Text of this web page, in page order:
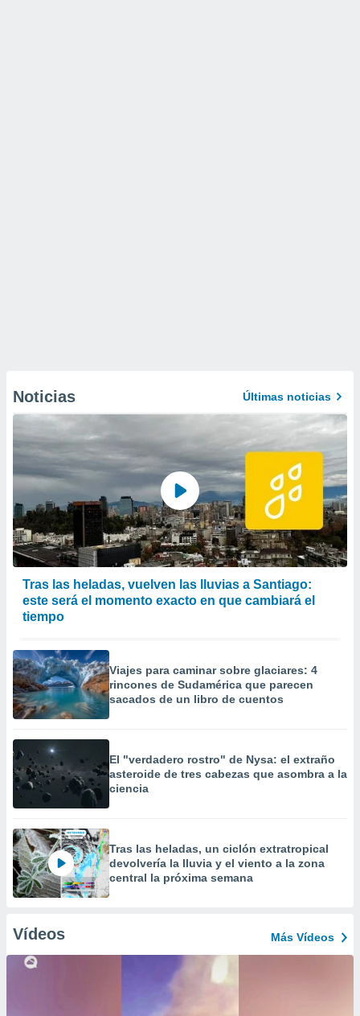
Noticias Últimas noticias
Tras las heladas, vuelven las lluvias a Santiago:
este será el momento exacto en que cambiará el
tiempo
Viajes para caminar sobre glaciares: 4
rincones de Sudamérica que parecen
sacados de un libro de cuentos
El "verdadero rostro" de Nysa: el extraño
asteroide de tres cabezas que asombra a la
ciencia
Tras las heladas, un ciclón extratropical
devolvería la lluvia y el viento a la zona
central la próxima semana
Vídeos Más Vídeos